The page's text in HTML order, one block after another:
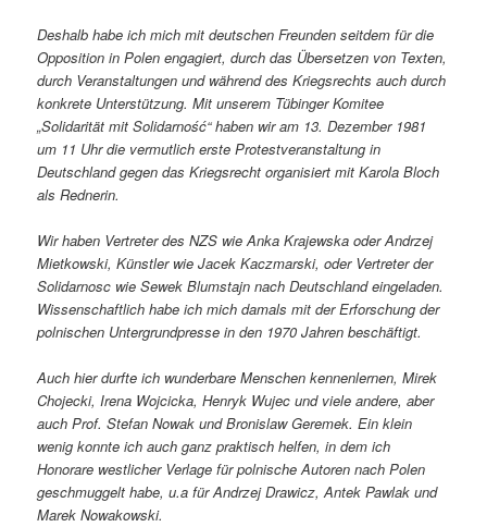
Deshalb habe ich mich mit deutschen Freunden seitdem für die
Opposition in Polen engagiert, durch das Übersetzen von Texten,
durch Veranstaltungen und während des Kriegsrechts auch durch
konkrete Unterstützung. Mit unserem Tübinger Komitee
„Solidarität mit Solidarność“ haben wir am 13. Dezember 1981
um 11 Uhr die vermutlich erste Protestveranstaltung in
Deutschland gegen das Kriegsrecht organisiert mit Karola Bloch
als Rednerin.
Wir haben Vertreter des NZS wie Anka Krajewska oder Andrzej
Mietkowski, Künstler wie Jacek Kaczmarski, oder Vertreter der
Solidarnosc wie Sewek Blumstajn nach Deutschland eingeladen.
Wissenschaftlich habe ich mich damals mit der Erforschung der
polnischen Untergrundpresse in den 1970 Jahren beschäftigt.
Auch hier durfte ich wunderbare Menschen kennenlernen, Mirek
Chojecki, Irena Wojcicka, Henryk Wujec und viele andere, aber
auch Prof. Stefan Nowak und Bronislaw Geremek. Ein klein
wenig konnte ich auch ganz praktisch helfen, in dem ich
Honorare westlicher Verlage für polnische Autoren nach Polen
geschmuggelt habe, u.a für Andrzej Drawicz, Antek Pawlak und
Marek Nowakowski.